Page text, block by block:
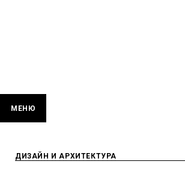
МЕНЮ
ДИЗАЙН И АРХИТЕКТУРА